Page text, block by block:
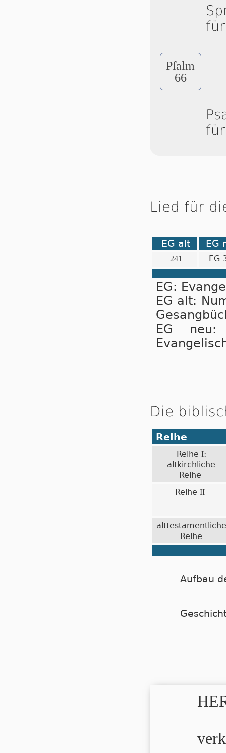
Pſalm
66
Lied für
EG alt EG
241 EG
EG:
EG alt:
EG
Die
Reihe
Reihe I:
altkirchliche
Reihe
Reihe II
alttestamentliche
Reihe
Aufbau